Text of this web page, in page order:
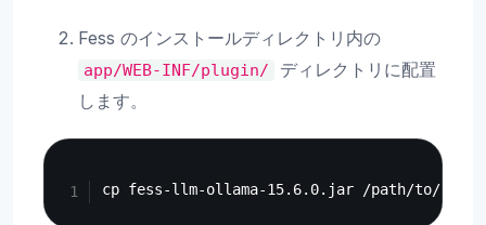
Fess のインストールディレクトリ内の
app/WEB-INF/plugin/
ディレクトリに配置
します。